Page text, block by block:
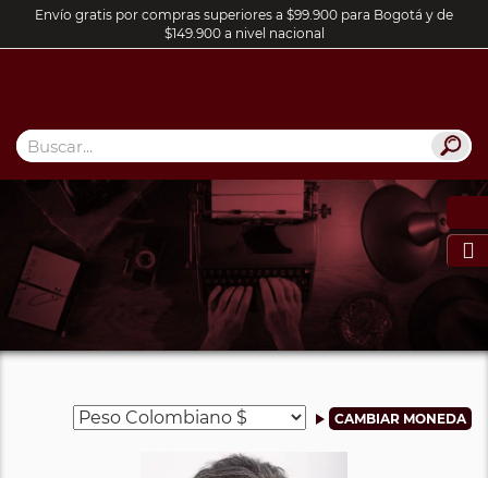
Envío gratis por compras superiores a $99.900 para Bogotá y de
$149.900 a nivel nacional
